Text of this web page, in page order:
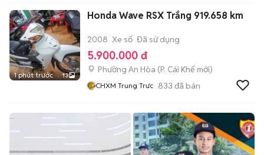
1 phút trước 13
Honda Wave RSX Trắng 919.658 km
2008 Xe số Đã sử dụng
5.900.000 đ
Phường An Hòa (P. Cái Khế mới)
CHXM Trung Trưc 833 đã bán